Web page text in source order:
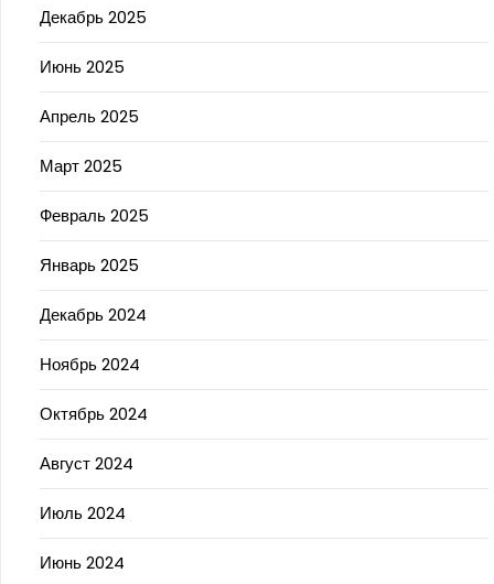
Декабрь 2025
Июнь 2025
Апрель 2025
Март 2025
Февраль 2025
Январь 2025
Декабрь 2024
Ноябрь 2024
Октябрь 2024
Август 2024
Июль 2024
Июнь 2024